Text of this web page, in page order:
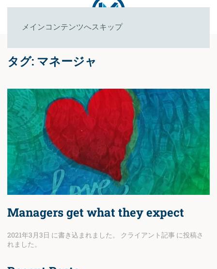
メインコンテンツへスキップ
タグ: マネージャ
Managers get what they expect
2021年3月3日 に書き込まれました。 クライアント記事 に投稿さ
れました。